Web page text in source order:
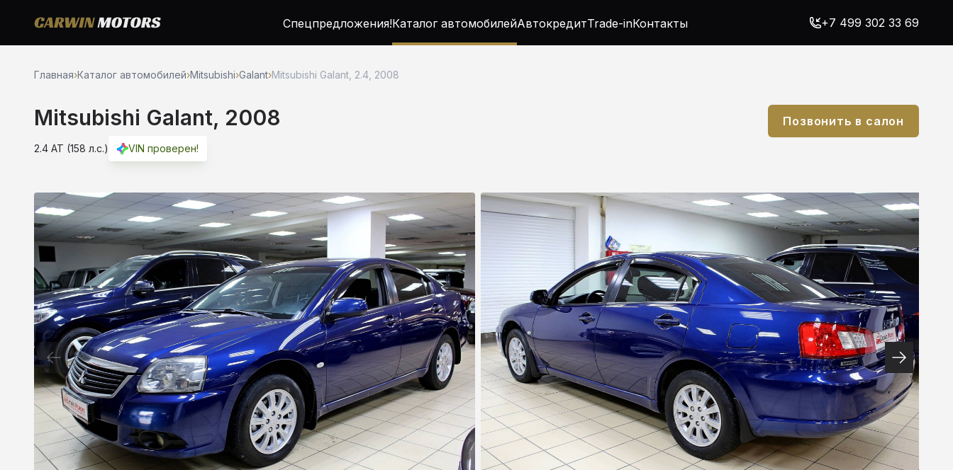
Спецпредложения!Каталог автомобилейАвтокредитTrade-inКонтакты +7 499 302 33 69
Главная›Каталог автомобилей›Mitsubishi›Galant›Mitsubishi Galant, 2.4, 2008
Mitsubishi Galant, 2008
2.4 AT (158 л.с.) VIN проверен!
Позвонить в салон